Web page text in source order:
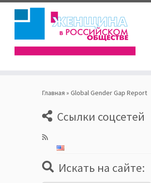
Главная » Globаl Gender Gаp Report
Ссылки соцсетей
Искать на сайте: